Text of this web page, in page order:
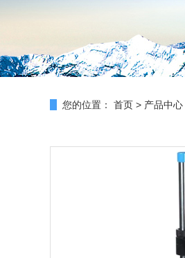
您的位置： 首页 > 产品中心